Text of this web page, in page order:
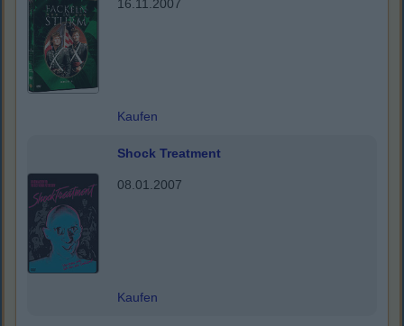
16.11.2007
Kaufen
Shock Treatment
08.01.2007
Kaufen